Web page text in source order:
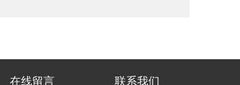
在线留言 联系我们